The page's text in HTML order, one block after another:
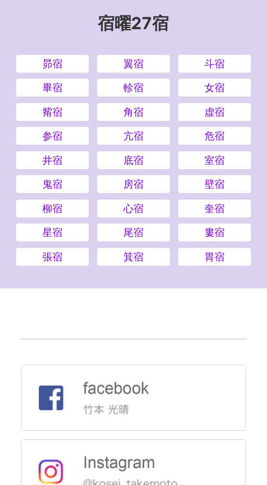
宿曜27宿
昴宿 翼宿 斗宿
畢宿 軫宿 女宿
觜宿 角宿 虚宿
参宿 亢宿 危宿
井宿 底宿 室宿
鬼宿 房宿 壁宿
柳宿 心宿 奎宿
星宿 尾宿 婁宿
張宿 箕宿 胃宿